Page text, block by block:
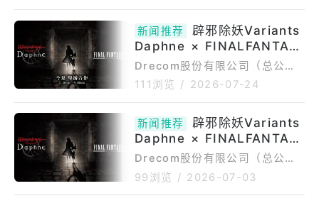
登场
y」系列3D地下城RPG《辟邪除
妖VariantsDaphne》将于2026
年7月30日（四）起举办与SQU
AREENIX旗下MMORPG《FINA
了《FINALFANTASYXI》的人
气角色将作为冒险者登场外
新闻推荐
辟邪除妖Variants
Daphne × FINALFANTAS
YXI宣布7月30日起举办合作
活动
Drecom股份有限公司（总公
司：东京都品川区，代表董事
y」系列3D地下城RPG《《辟邪
除妖VariantsDaphne（Wizard
ryVariantsDaphne）》中，将
于2026年7月30日（四）举办与
SQUAREENIX旗下MMORPG
111浏览 / 2026-07-24
新闻推荐
辟邪除妖Variants
Daphne × FINALFANTAS
YXI 合作活动确定举办
Drecom股份有限公司（总公
司：日本东京都品川区，代表董
99浏览 / 2026-07-03